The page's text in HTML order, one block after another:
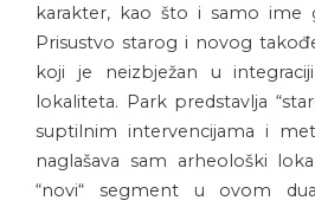
karakter, kao što i samo ime
Prisustvo starog i novog
koji je neizbježan u
lokaliteta. Park predstavlja
suptilnim intervencijama i
naglašava sam arheološki
“novi“ segment u ovom